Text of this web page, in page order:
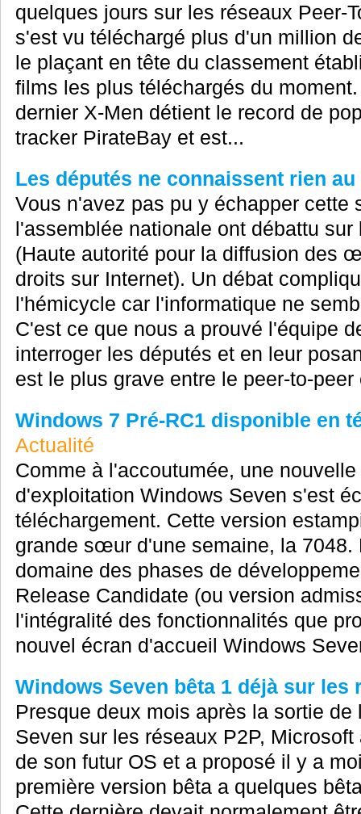
quelques jours sur les réseaux Peer-
s'est vu téléchargé plus d'un million
le plaçant en tête du classement
films les plus téléchargés du
dernier X-Men détient le record de
tracker PirateBay et est...
Les députés ne connaissent rien
Vous n'avez pas pu y échapper cette
l'assemblée nationale ont débattu
(Haute autorité pour la diffusion des
droits sur Internet). Un débat
l'hémicycle car l'informatique ne
C'est ce que nous a prouvé l'équipe
interroger les députés et en leur
est le plus grave entre le peer-to-peer
Windows 7 Pré-RC1 disponible en
Actualité
Comme à l'accoutumée, une
d'exploitation Windows Seven s'est
téléchargement. Cette version
grande sœur d'une semaine, la 7048.
domaine des phases de
Release Candidate (ou version
l'intégralité des fonctionnalités que
nouvel écran d'accueil Windows
Windows Seven bêta 1 déjà sur les
Presque deux mois après la sortie
Seven sur les réseaux P2P,
de son futur OS et a proposé il y a
première version bêta a quelques